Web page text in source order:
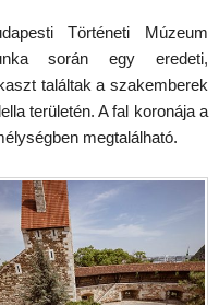
Történeti Múzeum
során egy eredeti,
találtak a szakemberek
területén. A fal koronája a
megtalálható.